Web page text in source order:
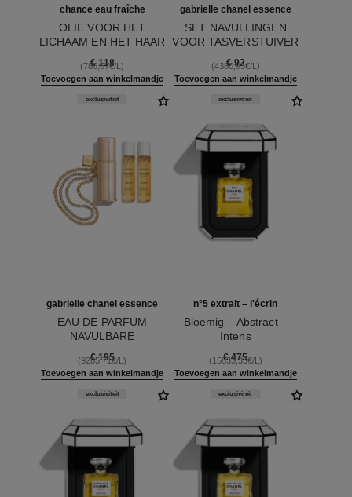
chance eau fraîche
OLIE VOOR HET
LICHAAM EN HET HAAR
€ 118
(786,67€/L)
Toevoegen aan winkelmandje
gabrielle chanel essence
SET NAVULLINGEN
VOOR TASVERSTUIVER
€ 92
(4380,95€/L)
Toevoegen aan winkelmandje
gabrielle chanel essence
EAU DE PARFUM
NAVULBARE
TASVERSTUIVER
Ref. 120600
exclusiviteit
€ 195
(9285,71€/L)
Toevoegen aan winkelmandje
n°5 extrait – l'écrin
Bloemig – Abstract –
Intens
Ref. 120080
exclusiviteit
€ 475
(15833,33€/L)
Toevoegen aan winkelmandje
exclusiviteit exclusiviteit